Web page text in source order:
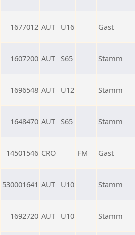
1677012 AUT U16 Gast
1607200 AUT S65 Stamm
1696548 AUT U12 Stamm
1648470 AUT S65 Stamm
14501546 CRO FM Gast
530001641 AUT U10 Stamm
1692720 AUT U10 Stamm